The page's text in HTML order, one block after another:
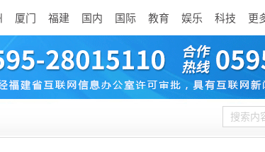
厦门 福建 国内 国际 教育 娱乐 科技 更